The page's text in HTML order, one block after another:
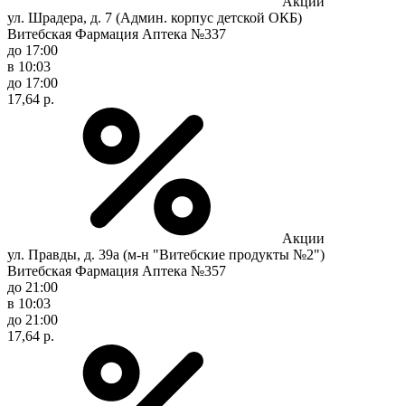
ул. Шрадера, д. 7 (Админ. корпус детской ОКБ)
Витебская Фармация Аптека №337
до 17:00
в 10:03
до 17:00
17,64 р.
Акции
ул. Правды, д. 39а (м-н "Витебские продукты №2")
Витебская Фармация Аптека №357
до 21:00
в 10:03
до 21:00
17,64 р.